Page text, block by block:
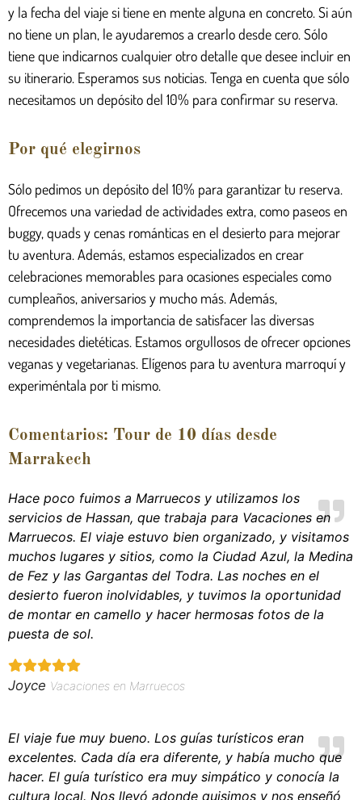
y la fecha del viaje si tiene en mente alguna en concreto. Si aún
no tiene un plan, le ayudaremos a crearlo desde cero. Sólo
tiene que indicarnos cualquier otro detalle que desee incluir en
su itinerario. Esperamos sus noticias. Tenga en cuenta que sólo
necesitamos un depósito del 10% para confirmar su reserva.
Por qué elegirnos
Sólo pedimos un depósito del 10% para garantizar tu reserva.
Ofrecemos una variedad de actividades extra, como paseos en
buggy, quads y cenas románticas en el desierto para mejorar
tu aventura. Además, estamos especializados en crear
celebraciones memorables para ocasiones especiales como
cumpleaños, aniversarios y mucho más. Además,
comprendemos la importancia de satisfacer las diversas
necesidades dietéticas. Estamos orgullosos de ofrecer opciones
veganas y vegetarianas. Elígenos para tu aventura marroquí y
experiméntala por ti mismo.
Comentarios: Tour de 10 días desde
Marrakech
Hace poco fuimos a Marruecos y utilizamos los
servicios de Hassan, que trabaja para Vacaciones en
Marruecos. El viaje estuvo bien organizado, y visitamos
muchos lugares y sitios, como la Ciudad Azul, la Medina
de Fez y las Gargantas del Todra. Las noches en el
desierto fueron inolvidables, y tuvimos la oportunidad
de montar en camello y hacer hermosas fotos de la
puesta de sol.
Joyce Vacaciones en Marruecos
El viaje fue muy bueno. Los guías turísticos eran
excelentes. Cada día era diferente, y había mucho que
hacer. El guía turístico era muy simpático y conocía la
cultura local. Nos llevó adonde quisimos y nos enseñó